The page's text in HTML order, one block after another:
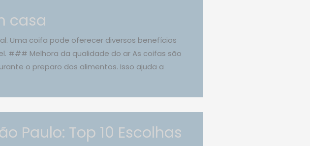
casa
Uma coifa pode oferecer diversos benefícios
### Melhora da qualidade do ar As coifas são
o preparo dos alimentos. Isso ajuda a
Paulo: Top 10 Escolhas